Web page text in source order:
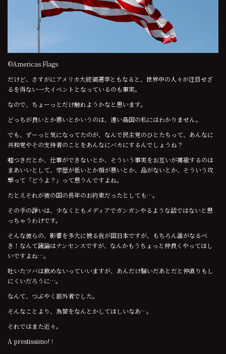
©Americas Flags
だけど、さすがにアメリカ大統領選挙ともなると、世界中の人々が注目せざ
るを得ない一大イベントとなっているのも事実。
なので、ちょーっとだけ触れようかなと思います。
どっちが良いとか悪いとかいうのは、遠い島国の私にはわかりません。
でも、ずーっと気になってたのが、なんで民主党のひとたちって、あんなに
共和党やその支持者のことをあんなにバカにするんでしょうね？
嘘つきだとか、仕事ができないとか、そういう事実をお互いが揶揄するのは
まあいいとして、学歴が低いとか頭が悪いとか、品がないとか、そういう攻
撃って「どうよ？」って思うんですよね。
たとえそれが彼の国の長年のお約束だったとしても…。
その手の諍いは、少なくともメディアでガンガンやるような話ではないと思
っちゃうわけです。
そんな彼らの、影響を多大に被る我が国日本ですが、もちろん誰がなるべ
き！なんて議論はナンセンスですが、なんかもうちょっと仲良くやってほし
いですよね…。
吐いたツバは飲めないっていいますが、あんだけ騒いだあとだと仲直りもし
にくいだろうに…。
なんて、つぶやく部外者でした。
そんなことより、為替をなんとかしてほしいなあ…。
それではまた近々。
A prestissimo!！